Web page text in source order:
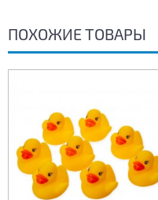
ПОХОЖИЕ ТОВАРЫ